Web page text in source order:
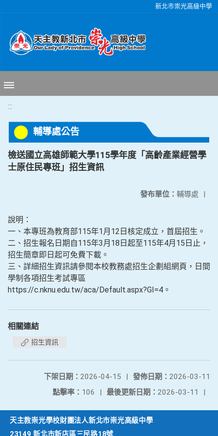
新北市崇光高級中學
:::
輔導處公告
檢送國立高雄師範大學115學年度「高齡產業經營學
士原住民專班」招生資訊
發布單位： 輔導處 |
說明：
一、本專班為教育部115年1月12日核定成立，首屆招生。
二、招生報名日期自115年3月18日起至115年4月15日止，
招生簡章即日起可免費下載。
三、詳細招生資訊請參閱本校教務處招生企劃組網頁，日間
學制各項招生考試專區
https://c.nknu.edu.tw/aca/Default.aspx?GI=4。
相關連結
招生資訊
發佈日期： 2026-03-11
下架日期： 2026-04-15
|
最後更新日期： 2026-03-11 |
點擊率： 106 |
天主教崇光學校財團法人新北市崇光高級中學
23149 新北市新店區三民路18號